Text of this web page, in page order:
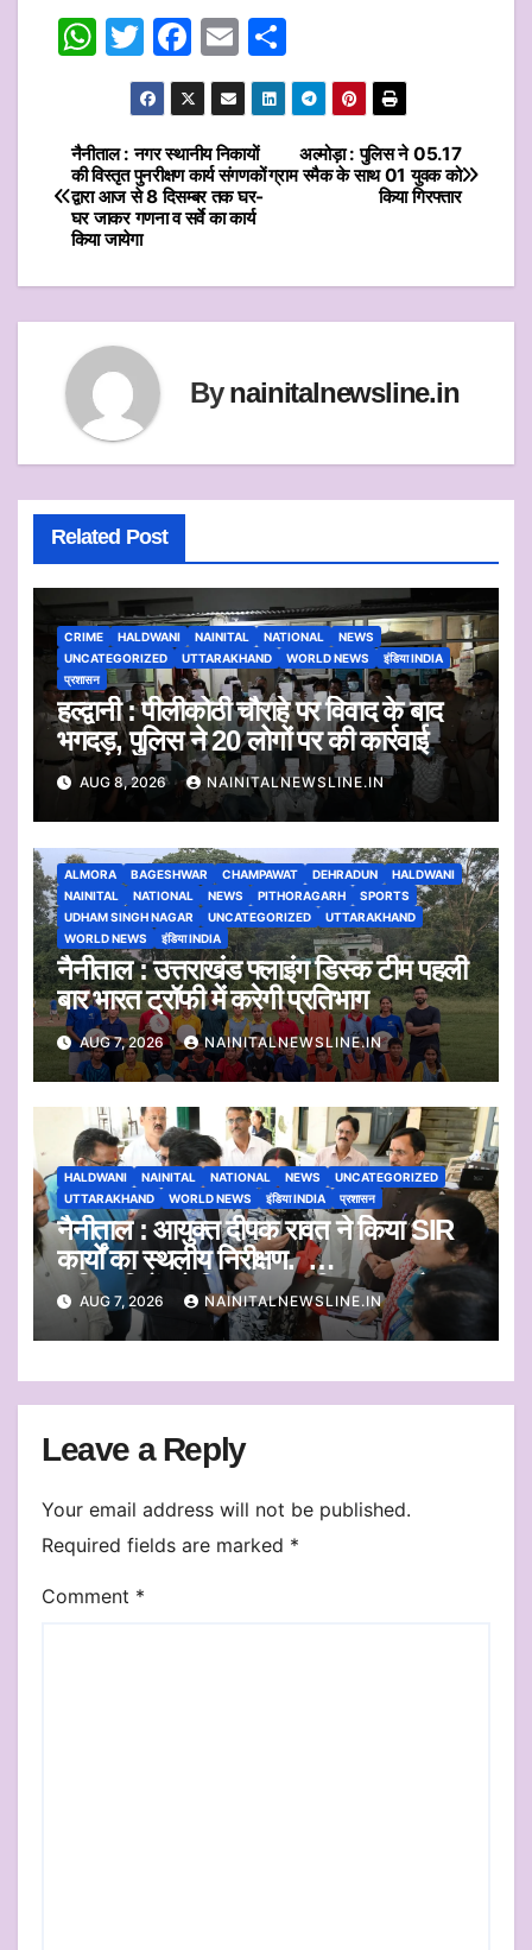
W
at
s
A
p
T
w
itt
er
F
a
c
e
b
o
k
E
m
ai
l
h
ar
e
Post
navigation
अल्मोड़ा : पुलिस ने 05.17
ग्राम स्मैक के साथ 01 युवक को
किया गिरफ्तार
नैनीताल : नगर स्थानीय निकायों
की विस्तृत पुनरीक्षण कार्य संगणकों
द्वारा आज से 8 दिसम्बर तक घर-
घर जाकर गणना व सर्वे का कार्य
किया जायेगा
Bynainitalnewsline.in
Related Post
CRIME HALDWANI NAINITAL NATIONAL
NEWS
UNCATEGORIZED
UTTARAKHAND WORLD NEWS
इंडिया INDIA
प्रशासन
हल्द्वानी : पीलीकोठी चौराहे पर विवाद के बाद
भगदड़, पुलिस ने 20 लोगों पर की कार्रवाई
AUG 8, 2026 NAINITALNEWSLINE.IN
ALMORA BAGESHWAR CHAMPAWAT DEHRADUN
HALDWANI
NAINITAL
NATIONAL NEWS PITHORAGARH
SPORTS
UDHAM SINGH NAGAR
UNCATEGORIZED
UTTARAKHAND
WORLD NEWS
इंडिया INDIA
नैनीताल : उत्तराखंड फ्लाइंग डिस्क टीम पहली
बार भारत ट्रॉफी में करेगी प्रतिभाग
AUG 7, 2026 NAINITALNEWSLINE.IN
HALDWANI NAINITAL NATIONAL NEWS
UNCATEGORIZED
UTTARAKHAND
WORLD NEWS इंडिया INDIA प्रशासन
नैनीताल : आयुक्त दीपक रावत ने किया SIR
कार्यों का स्थलीय निरीक्षण.
अधिकारियों को दिए समयबद्ध निस्तारण और
पारदर्शिता के निर्देश
AUG 7, 2026 NAINITALNEWSLINE.IN
Leave a Reply
Your email address will not be published.
Required fields are marked *
Comment *